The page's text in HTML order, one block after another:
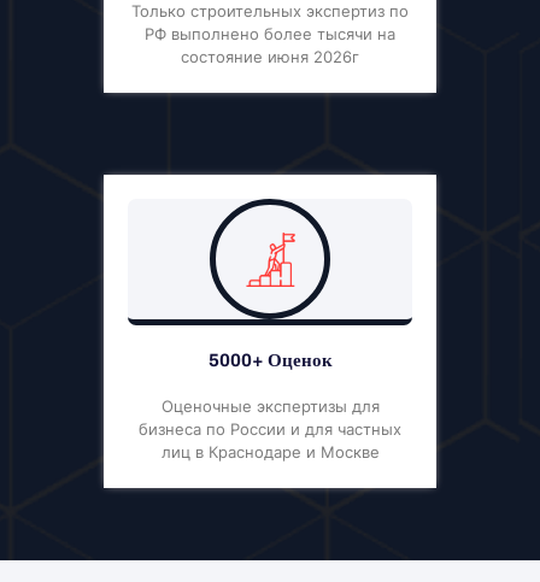
Только строительных экспертиз по
РФ выполнено более тысячи на
состояние июня 2026г
5000+ Оценок
Оценочные экспертизы для
бизнеса по России и для частных
лиц в Краснодаре и Москве